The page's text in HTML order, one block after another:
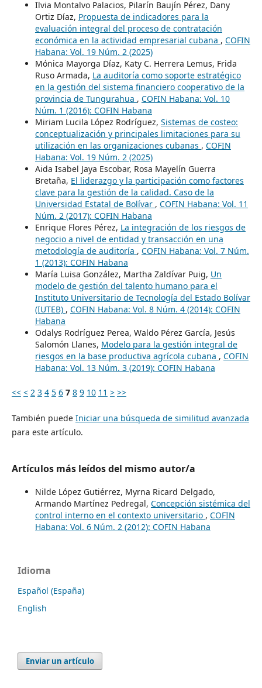
Ilvia Montalvo Palacios, Pilarín Baujín Pérez, Dany
Ortiz Díaz, Propuesta de indicadores para la
evaluación integral del proceso de contratación
económica en la actividad empresarial cubana , COFIN
Habana: Vol. 19 Núm. 2 (2025)
Mónica Mayorga Díaz, Katy C. Herrera Lemus, Frida
Ruso Armada, La auditoría como soporte estratégico
en la gestión del sistema financiero cooperativo de la
provincia de Tungurahua , COFIN Habana: Vol. 10
Núm. 1 (2016): COFIN Habana
Miriam Lucila López Rodríguez, Sistemas de costeo:
conceptualización y principales limitaciones para su
utilización en las organizaciones cubanas , COFIN
Habana: Vol. 19 Núm. 2 (2025)
Aida Isabel Jaya Escobar, Rosa Mayelín Guerra
Bretaña, El liderazgo y la participación como factores
clave para la gestión de la calidad. Caso de la
Universidad Estatal de Bolívar , COFIN Habana: Vol. 11
Núm. 2 (2017): COFIN Habana
Enrique Flores Pérez, La integración de los riesgos de
negocio a nivel de entidad y transacción en una
metodología de auditoría , COFIN Habana: Vol. 7 Núm.
1 (2013): COFIN Habana
María Luisa González, Martha Zaldívar Puig, Un
modelo de gestión del talento humano para el
Instituto Universitario de Tecnología del Estado Bolívar
(IUTEB) , COFIN Habana: Vol. 8 Núm. 4 (2014): COFIN
Habana
Odalys Rodríguez Perea, Waldo Pérez García, Jesús
Salomón Llanes, Modelo para la gestión integral de
riesgos en la base productiva agrícola cubana , COFIN
Habana: Vol. 13 Núm. 3 (2019): COFIN Habana
<< < 2 3 4 5 6 7 8 9 10 11 > >>
También puede Iniciar una búsqueda de similitud avanzada
para este artículo.
Artículos más leídos del mismo autor/a
Nilde López Gutiérrez, Myrna Ricard Delgado,
Armando Martínez Pedregal, Concepción sistémica del
control interno en el contexto universitario , COFIN
Habana: Vol. 6 Núm. 2 (2012): COFIN Habana
Idioma
Español (España)
English
Enviar un artículo